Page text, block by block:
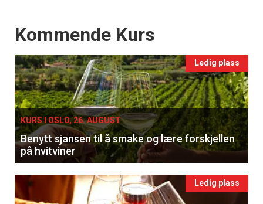
Events
Kommende Kurs
Ledig plass
KURS I OSLO, 26. AUGUST
Benytt sjansen til å smake og lære forskjellen
på hvitviner
Ledig plass